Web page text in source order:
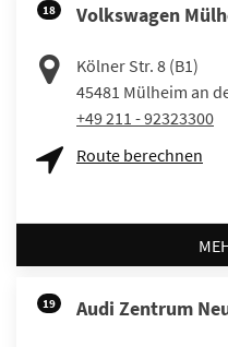
18 Volkswagen
Kölner Str. 8 (B1)
45481 Mülheim an
+49 211 - 92323300
Route berechnen
19 Audi Zentrum